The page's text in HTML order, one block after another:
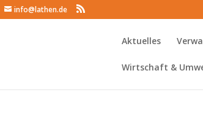
info@lathen.de
Aktuelles
Wirtschaft &